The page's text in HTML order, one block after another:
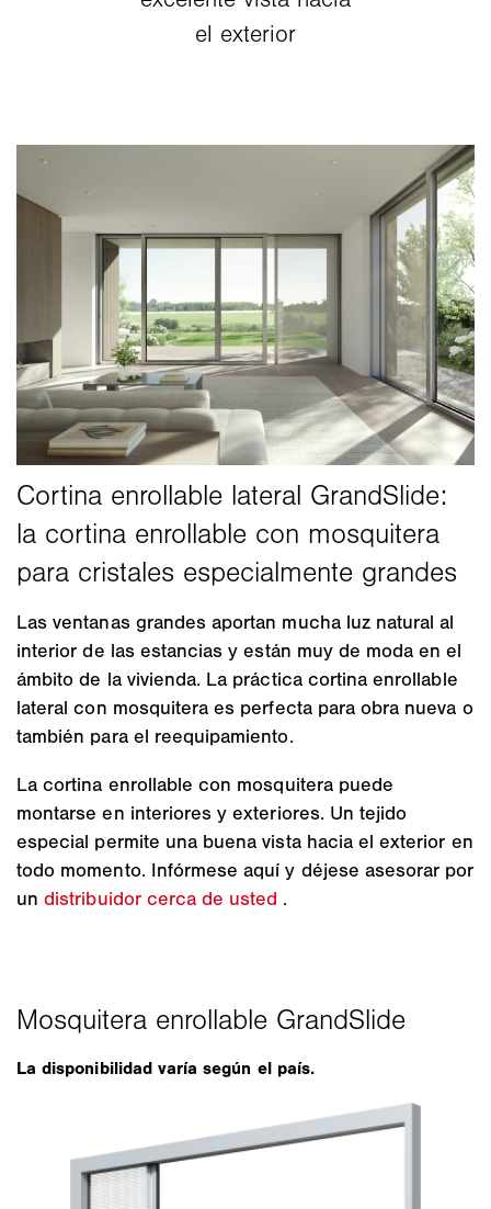
Las ventanas grandes aportan mucha luz natural al
interior de las estancias y están muy de moda en el
ámbito de la vivienda. La práctica cortina enrollable
lateral con mosquitera es perfecta para obra nueva o
también para el reequipamiento.
La cortina enrollable con mosquitera puede
montarse en interiores y exteriores. Un tejido
especial permite una buena vista hacia el exterior en
todo momento. Infórmese aquí y déjese asesorar por
undistribuidor cerca de usted .
La disponibilidad varía según el país.